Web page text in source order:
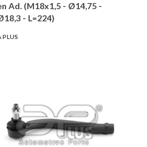
Ad. (M18x1,5 - Ø14,75 -
- L=224)
PLUS